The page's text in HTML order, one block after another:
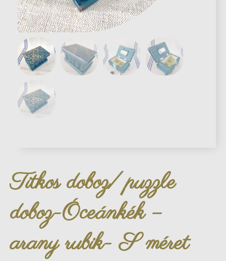
Titkos doboz/ puzzle
doboz-Óceánkék –
arany rubik- S méret